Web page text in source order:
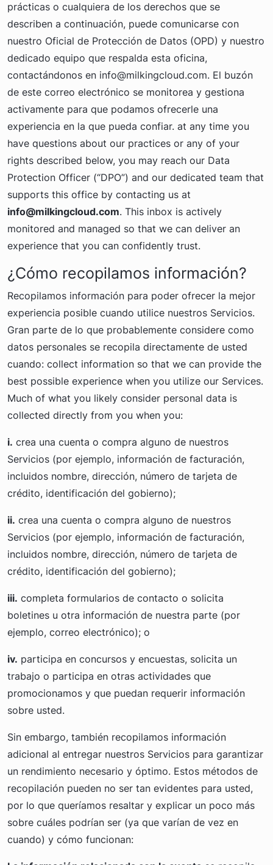
prácticas o cualquiera de los derechos que se
describen a continuación, puede comunicarse con
nuestro Oficial de Protección de Datos (OPD) y nuestro
dedicado equipo que respalda esta oficina,
contactándonos en info@milkingcloud.com. El buzón
de este correo electrónico se monitorea y gestiona
activamente para que podamos ofrecerle una
experiencia en la que pueda confiar. at any time you
have questions about our practices or any of your
rights described below, you may reach our Data
Protection Officer (“DPO”) and our dedicated team that
supports this office by contacting us at
info@milkingcloud.com. This inbox is actively
monitored and managed so that we can deliver an
experience that you can confidently trust.
¿Cómo recopilamos información?
Recopilamos información para poder ofrecer la mejor
experiencia posible cuando utilice nuestros Servicios.
Gran parte de lo que probablemente considere como
datos personales se recopila directamente de usted
cuando: collect information so that we can provide the
best possible experience when you utilize our Services.
Much of what you likely consider personal data is
collected directly from you when you:
i. crea una cuenta o compra alguno de nuestros
Servicios (por ejemplo, información de facturación,
incluidos nombre, dirección, número de tarjeta de
crédito, identificación del gobierno);
ii. crea una cuenta o compra alguno de nuestros
Servicios (por ejemplo, información de facturación,
incluidos nombre, dirección, número de tarjeta de
crédito, identificación del gobierno);
iii. completa formularios de contacto o solicita
boletines u otra información de nuestra parte (por
ejemplo, correo electrónico); o
iv. participa en concursos y encuestas, solicita un
trabajo o participa en otras actividades que
promocionamos y que puedan requerir información
sobre usted.
Sin embargo, también recopilamos información
adicional al entregar nuestros Servicios para garantizar
un rendimiento necesario y óptimo. Estos métodos de
recopilación pueden no ser tan evidentes para usted,
por lo que queríamos resaltar y explicar un poco más
sobre cuáles podrían ser (ya que varían de vez en
cuando) y cómo funcionan: